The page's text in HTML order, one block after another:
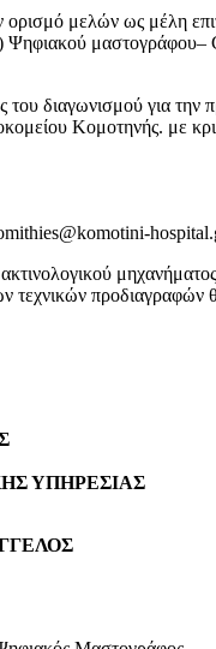
μελών ως μέλη
Ψηφιακού
του διαγωνισμού για
Κομοτηνής. με
προδιαγραφών θα
ΥΠΗΡΕΣΙΑΣ